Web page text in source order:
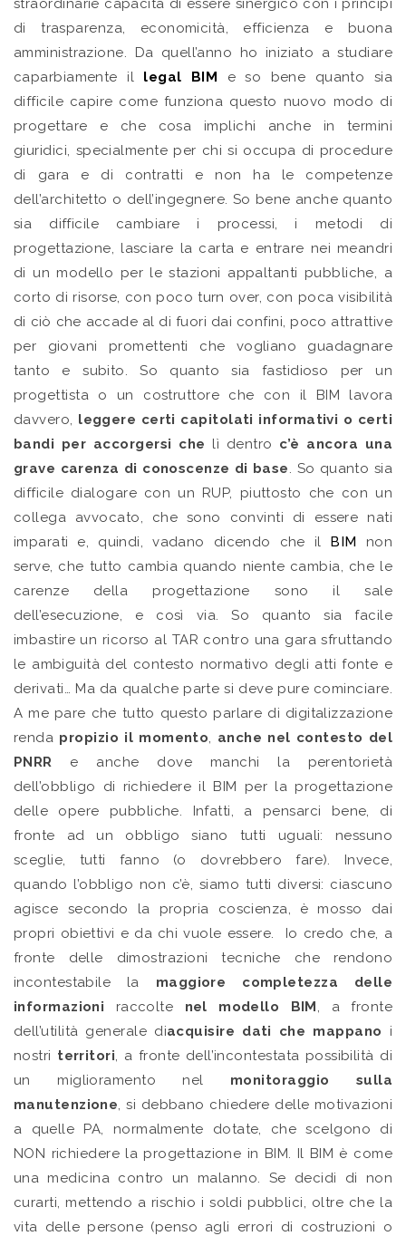
straordinarie capacità di essere sinergico con i principi
di trasparenza, economicità, efficienza e buona
amministrazione. Da quell’anno ho iniziato a studiare
caparbiamente il legal BIM e so bene quanto sia
difficile capire come funziona questo nuovo modo di
progettare e che cosa implichi anche in termini
giuridici, specialmente per chi si occupa di procedure
di gara e di contratti e non ha le competenze
dell’architetto o dell’ingegnere. So bene anche quanto
sia difficile cambiare i processi, i metodi di
progettazione, lasciare la carta e entrare nei meandri
di un modello per le stazioni appaltanti pubbliche, a
corto di risorse, con poco turn over, con poca visibilità
di ciò che accade al di fuori dai confini, poco attrattive
per giovani promettenti che vogliano guadagnare
tanto e subito. So quanto sia fastidioso per un
progettista o un costruttore che con il BIM lavora
davvero, leggere certi capitolati informativi o certi
bandi per accorgersi che lì dentro c’è ancora una
grave carenza di conoscenze di base. So quanto sia
difficile dialogare con un RUP, piuttosto che con un
collega avvocato, che sono convinti di essere nati
imparati e, quindi, vadano dicendo che il BIM
non
serve, che tutto cambia quando niente cambia, che le
carenze della progettazione sono il sale
dell’esecuzione, e così via. So quanto sia facile
imbastire un ricorso al TAR contro una gara sfruttando
le ambiguità del contesto normativo degli atti fonte e
derivati… Ma da qualche parte si deve pure cominciare.
A me pare che tutto questo parlare di digitalizzazione
renda propizio il momento, anche nel contesto del
PNRR e anche dove manchi la perentorietà
dell’obbligo di richiedere il BIM per la progettazione
delle opere pubbliche. Infatti, a pensarci bene, di
fronte ad un obbligo siano tutti uguali: nessuno
sceglie, tutti fanno (o dovrebbero fare). Invece,
quando l’obbligo non c’è, siamo tutti diversi: ciascuno
agisce secondo la propria coscienza, è mosso dai
propri obiettivi e da chi vuole essere. Io credo che, a
fronte delle dimostrazioni tecniche che rendono
incontestabile la maggiore completezza delle
informazioni raccolte nel modello BIM, a fronte
dell’utilità generale diacquisire dati che mappano i
nostri territori, a fronte dell’incontestata possibilità di
un miglioramento nel monitoraggio sulla
manutenzione, si debbano chiedere delle motivazioni
a quelle PA, normalmente dotate, che scelgono di
NON richiedere la progettazione in BIM. Il BIM è come
una medicina contro un malanno. Se decidi di non
curarti, mettendo a rischio i soldi pubblici, oltre che la
vita delle persone (penso agli errori di costruzioni o